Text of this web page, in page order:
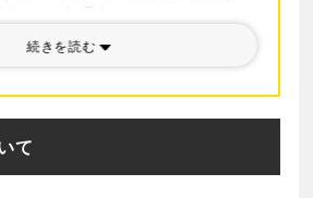
続きを読む
外では一切手続きができませんので
により、出演者並びにスケジュー
能性がございます。あらかじめご了
て